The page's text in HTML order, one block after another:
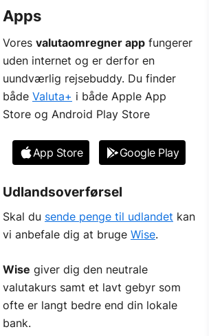
Apps
Vores valutaomregner app fungerer
uden internet og er derfor en
uundværlig rejsebuddy. Du finder
både Valuta+ i både Apple App
Store og Android Play Store
App Store Google Play
Udlandsoverførsel
Skal du sende penge til udlandet kan
vi anbefale dig at bruge Wise.
Wise giver dig den neutrale
valutakurs samt et lavt gebyr som
ofte er langt bedre end din lokale
bank.